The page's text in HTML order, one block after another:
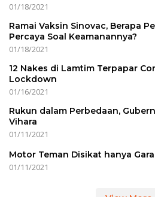
01/18/2021
Ramai Vaksin Sinovac, Berapa
Percaya Soal Keamanannya?
01/18/2021
12 Nakes di Lamtim Terpapar
Lockdown
01/16/2021
Rukun dalam Perbedaan,
Vihara
01/11/2021
Motor Teman Disikat hanya
01/11/2021